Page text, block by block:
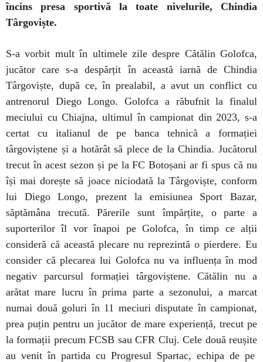
încins presa sportivă la toate nivelurile, Chindia
Târgoviște.
S-a vorbit mult în ultimele zile despre Cătălin Golofca,
jucător care s-a despărțit în această iarnă de Chindia
Târgoviște, după ce, în prealabil, a avut un conflict cu
antrenorul Diego Longo. Golofca a răbufnit la finalul
meciului cu Chiajna, ultimul în campionat din 2023, s-a
certat cu italianul de pe banca tehnică a formației
târgoviștene și a hotărât să plece de la Chindia. Jucătorul
trecut în acest sezon și pe la FC Botoșani ar fi spus că nu
își mai dorește să joace niciodată la Târgoviște, conform
lui Diego Longo, prezent la emisiunea Sport Bazar,
săptămâna trecută. Părerile sunt împărțite, o parte a
suporterilor îl vor înapoi pe Golofca, în timp ce alții
consideră că această plecare nu reprezintă o pierdere. Eu
consider că plecarea lui Golofca nu va influența în mod
negativ parcursul formației târgoviștene. Cătălin nu a
arătat mare lucru în prima parte a sezonului, a marcat
numai două goluri în 11 meciuri disputate în campionat,
prea puțin pentru un jucător de mare experiență, trecut pe
la formații precum FCSB sau CFR Cluj. Cele două reușite
au venit în partida cu Progresul Spartac, echipa de pe